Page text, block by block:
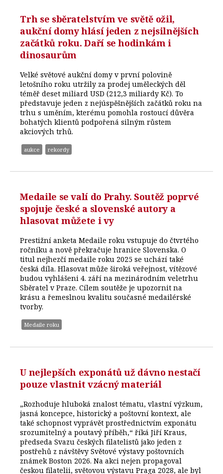
Trh se sběratelstvím ve světě ožil,
aukční domy hlásí jeden z nejsilnějších
začátků roku. Daří se hodinkám i
dinosaurům
Velké světové aukční domy v první polovině
letošního roku utržily za prodej uměleckých děl
téměř deset miliard USD (212,3 miliardy Kč). To
představuje jeden z nejúspěšnějších začátků roku na
trhu s uměním, kterému pomohla rostoucí důvěra
bohatých klientů podpořená silným růstem
akciových trhů.
aukce rekordy
Medaile se valí do Prahy. Soutěž poprvé
spojuje české a slovenské autory a
hlasovat můžete i vy
Prestižní anketa Medaile roku vstupuje do čtvrtého
ročníku a nově překračuje hranice Slovenska. O
titul nejhezčí medaile roku 2025 se uchází také
česká díla. Hlasovat může široká veřejnost, vítězové
budou vyhlášeni 4. září na mezinárodním veletrhu
Sběratel v Praze. Cílem soutěže je upozornit na
krásu a řemeslnou kvalitu současné medailérské
tvorby.
Medaile roku
U nejlepších exponátů už dávno nestačí
pouze vlastnit vzácný materiál
„Rozhoduje hluboká znalost tématu, vlastní výzkum,
jasná koncepce, historický a poštovní kontext, ale
také schopnost vyprávět prostřednictvím exponátu
srozumitelný a poutavý příběh,“ říká Jiří Kraus,
předseda Svazu českých filatelistů jako jeden z
postřehů z návštěvy Světové výstavy poštovních
známek Boston 2026. Na akci nejen propagoval
českou filatelii, světovou výstavu Praga 2028, ale byl